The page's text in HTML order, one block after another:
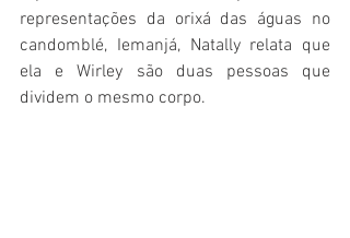
representações da orixá das águas no
candomblé, Iemanjá, Natally relata que
ela e Wirley são duas pessoas que
dividem o mesmo corpo.